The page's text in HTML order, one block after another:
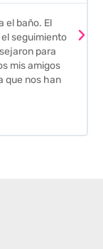
el baño. El
seguimiento
para
mis amigos
que nos han